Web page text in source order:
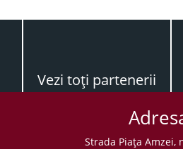
Vezi toţi partenerii
Strada Piaţa Amzei,